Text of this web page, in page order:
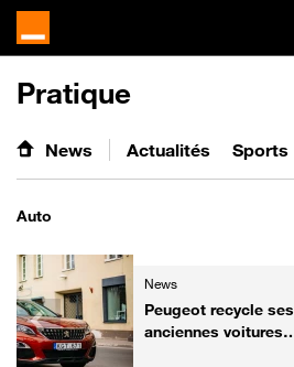
Pratique
News Actualités Sports
Auto
News
Peugeot recycle ses
anciennes voitures